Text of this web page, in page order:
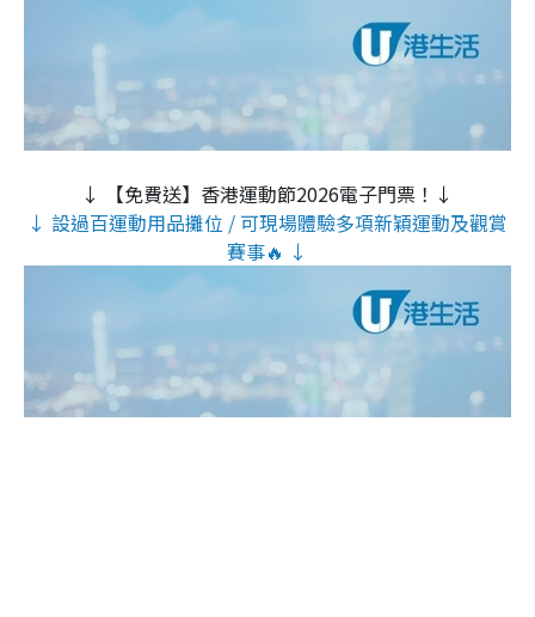
↓ 【免費送】香港運動節2026電子門票！↓
↓ 設過百運動用品攤位 / 可現場體驗多項新穎運動及觀賞
賽事🔥 ↓